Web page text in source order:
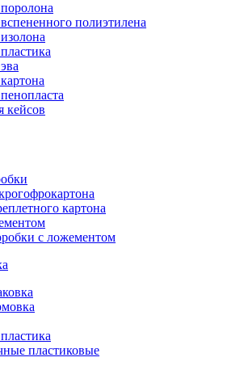
полиэтилена
кейсов
картона
с ложементом
пластиковые